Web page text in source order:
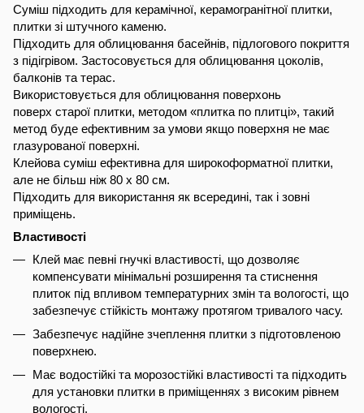
Суміш підходить для керамічної, керамогранітної плитки,
плитки зі штучного каменю.
Підходить для облицювання басейнів, підлогового покриття
з підігрівом. Застосовується для облицювання цоколів,
балконів та терас.
Використовується для облицювання поверхонь
поверх старої плитки, методом «плитка по плитці», такий
метод буде ефективним за умови якщо поверхня не має
глазурованої поверхні.
Клейова суміш ефективна для широкоформатної плитки,
але не більш ніж 80 х 80 см.
Підходить для використання як всередині, так і зовні
приміщень.
Властивості
Клей має певні гнучкі властивості, що дозволяє
компенсувати мінімальні розширення та стиснення
плиток під впливом температурних змін та вологості, що
забезпечує стійкість монтажу протягом тривалого часу.
Забезпечує надійне зчеплення плитки з підготовленою
поверхнею.
Має водостійкі та морозостійкі властивості та підходить
для установки плитки в приміщеннях з високим рівнем
вологості.